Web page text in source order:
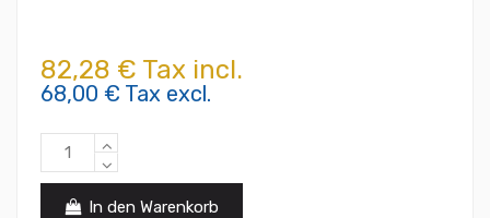
82,28 € Tax incl.
68,00 € Tax excl.
In den Warenkorb